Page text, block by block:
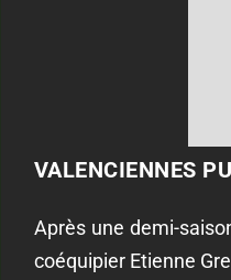
VALENCIENNES
Après une demi-
coéquipier Etienne